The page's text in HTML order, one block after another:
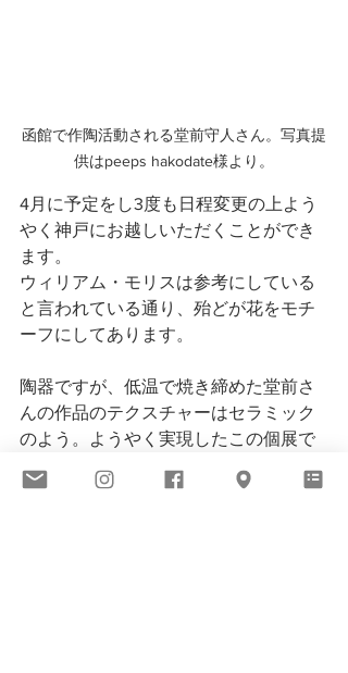
函館で作陶活動される堂前守人さん。写真提
供はpeeps hakodate様より。
4月に予定をし3度も日程変更の上よう
やく神戸にお越しいただくことができ
ます。
ウィリアム・モリスは参考にしている
と言われている通り、殆どが花をモチ
ーフにしてあります。
陶器ですが、低温で焼き締めた堂前さ
んの作品のテクスチャーはセラミック
のよう。ようやく実現したこの個展で
イルにも広げたインテリアにも注目で